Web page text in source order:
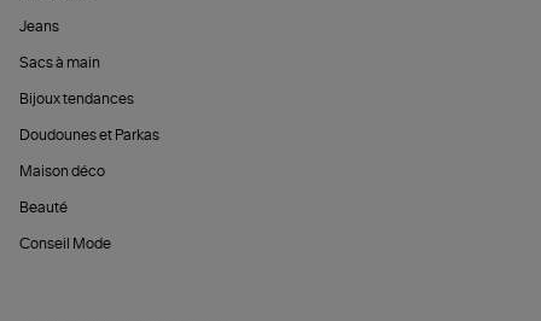
Jeans
Sacs à main
Bijoux tendances
Doudounes et Parkas
Maison déco
Beauté
Conseil Mode